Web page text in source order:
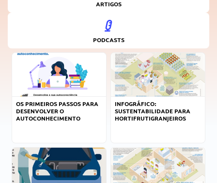
ARTIGOS
PODCASTS
OS PRIMEIROS PASSOS PARA
DESENVOLVER O
AUTOCONHECIMENTO
INFOGRÁFICO:
SUSTENTABILIDADE PARA
HORTIFRUTIGRANJEIROS